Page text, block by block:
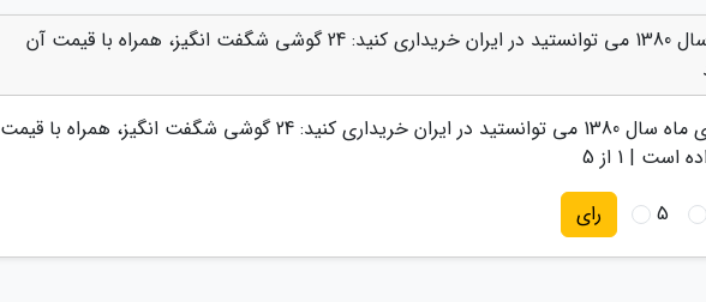
به "برترین گوشی هایی که دی ماه سال 1380 می توانستید در ایران خریداری کنید: 24 گوشی شگفت انگیز، همراه با قیمت آن
برترین گوشی هایی که دی ماه سال 1380 می توانستید در ایران خریداری کنید: 24 گوشی شگفت انگیز، همراه با قیمت
است | 1 از 5
5 رای